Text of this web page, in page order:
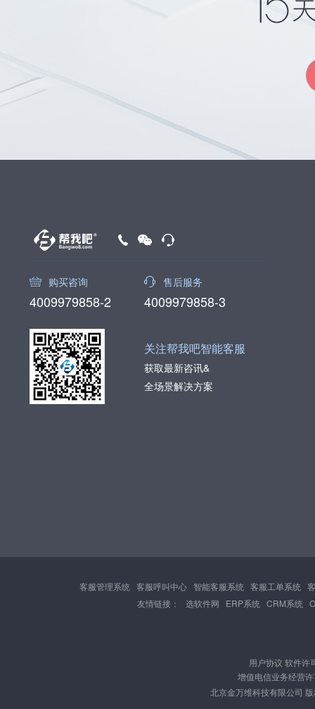
购买咨询
4009979858-2
售后服务
4009979858-3
关注帮我吧智能客服
获取最新咨讯&
全场景解决方案
客服管理系统 客服呼叫中心 智能客服系统 客服工单系统
友情链接：
选软件网 ERP系统 CRM系统
用户协议 软件许
增值电信业务经营
北京金万维科技有限公司